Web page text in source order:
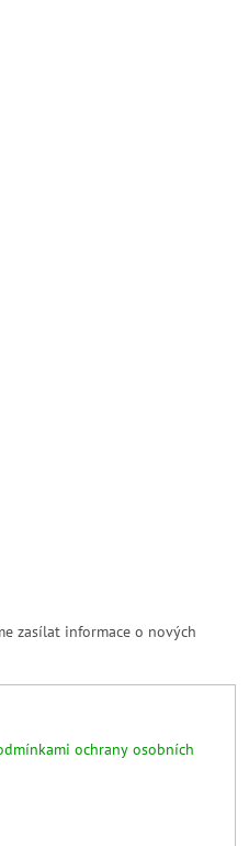
zasílat informace o nových
ochrany osobních